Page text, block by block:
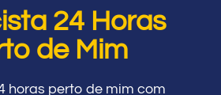
24 Horas
de Mim
horas perto de mim com